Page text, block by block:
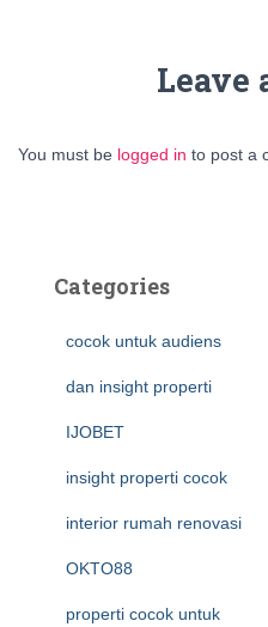
Leave
You must be logged in to post a
Categories
cocok untuk audiens
dan insight properti
IJOBET
insight properti cocok
interior rumah renovasi
OKTO88
properti cocok untuk